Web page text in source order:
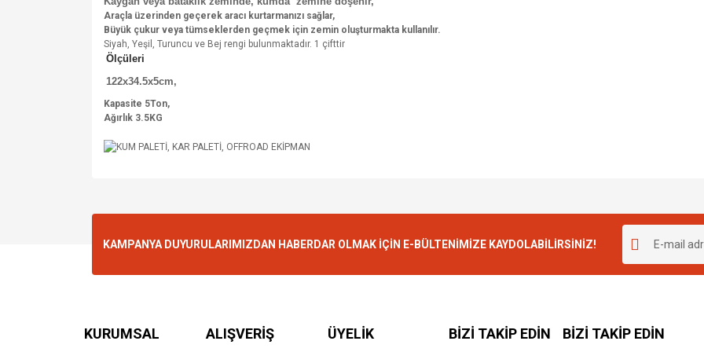
Araçla üzerinden geçerek aracı kurtarmanızı sağlar,
Büyük çukur veya tümseklerden geçmek için zemin oluşturmakta kullanılır.
Siyah, Yeşil, Turuncu ve Bej rengi bulunmaktadır. 1 çifttir
Ölçüleri
122x34.5x5cm,
Kapasite 5Ton,
Ağırlık 3.5KG
KAMPANYA DUYURULARIMIZDAN HABERDAR OLMAK İÇİN E-BÜLTENİMİZE KAYDOLABİLİRSİNİZ!
KURUMSAL ALIŞVERİŞ ÜYELİK BİZİ TAKİP EDİN BİZİ TAKİP EDİN